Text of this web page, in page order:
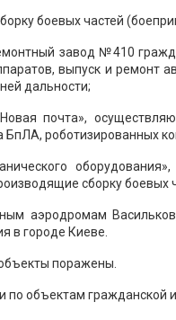
боевых частей
завод №410
выпуск и ремонт
дальности;
почта»,
БпЛА, роботизированных
сборку боевых
аэродромам
в городе Киеве.
поражены.
объектам гражданской